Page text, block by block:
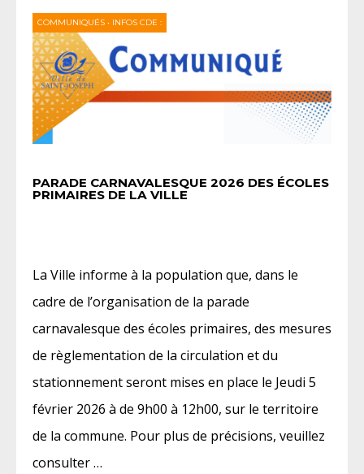
COMMUNIQUÉS • INFOS CDE :
PARADE CARNAVALESQUE 2026 DES ÉCOLES
PRIMAIRES DE LA VILLE
La Ville informe à la population que, dans le
cadre de l’organisation de la parade
carnavalesque des écoles primaires, des mesures
de règlementation de la circulation et du
stationnement seront mises en place le Jeudi 5
février 2026 à de 9h00 à 12h00, sur le territoire
de la commune. Pour plus de précisions, veuillez
consulter …